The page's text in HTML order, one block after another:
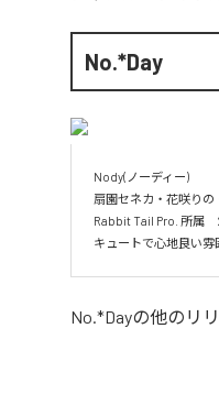
No.*Day
Nody(ノーディー)
扇園セネカ・花咲り
Rabbit Tail Pro. 所属　
キュートで心地良い雰
No.*Dayの他のリ